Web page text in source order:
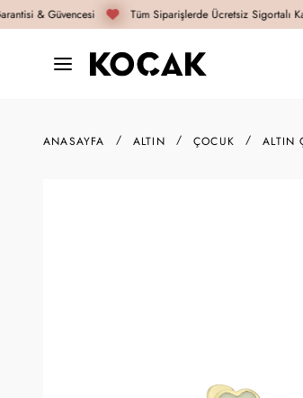
& Güvencesi Tüm Siparişlerde Ücretsiz Sigortalı
ANASAYFA ALTIN ÇOCUK ALTIN